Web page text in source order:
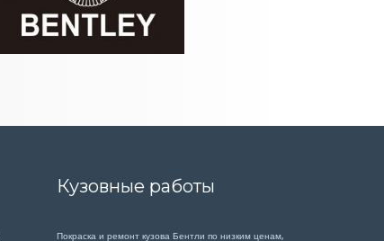
Кузовные работы
Покраска и ремонт кузова Бентли по низким ценам,